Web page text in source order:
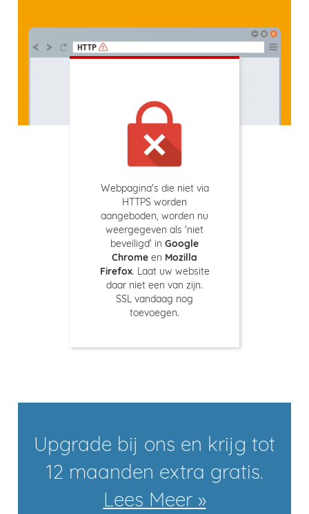
Webpagina's die niet via
HTTPS worden
aangeboden, worden nu
weergegeven als 'niet
beveiligd' in Google
Chrome en Mozilla
Firefox. Laat uw website
daar niet een van zijn.
SSL vandaag nog
toevoegen.
Upgrade bij ons en krijg tot
12 maanden extra gratis.
Lees Meer »